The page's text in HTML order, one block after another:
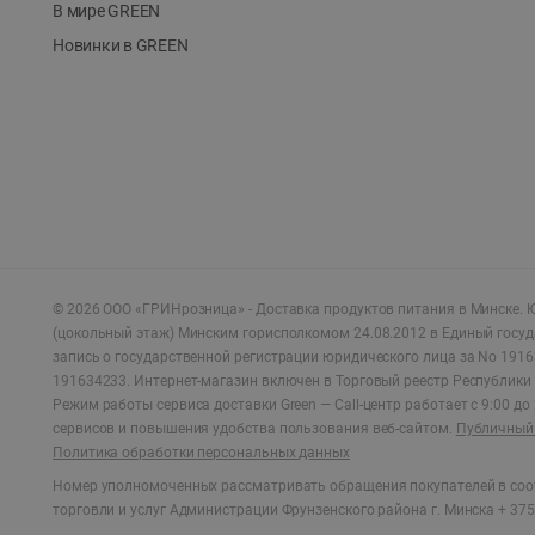
В мире GREEN
Новинки в GREEN
© 2026 ООО «ГРИНрозница» - Доставка продуктов питания в Минске.
(цокольный этаж) Минским горисполкомом 24.08.2012 в Единый
запись о государственной регистрации юридического лица за No
191634233. Интернет-магазин включен в Торговый реестр
Режим работы сервиса доставки Green — Call-центр работает с 9:00
сервисов и повышения удобства пользования веб-сайтом. Публичный
Политика обработки персональных данных
Номер уполномоченных рассматривать обращения покупателей в
торговли и услуг Администрации Фрунзенского района г. Минска +